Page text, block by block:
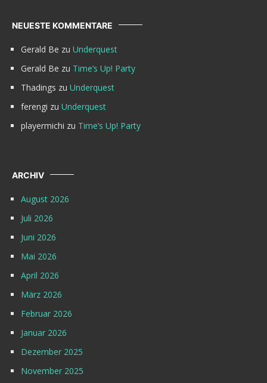
NEUESTE KOMMENTARE
Gerald Be zu Underquest
Gerald Be zu Time’s Up! Party
Thadings zu Underquest
ferengi zu Underquest
playermichi zu Time’s Up! Party
ARCHIV
August 2026
Juli 2026
Juni 2026
Mai 2026
April 2026
März 2026
Februar 2026
Januar 2026
Dezember 2025
November 2025